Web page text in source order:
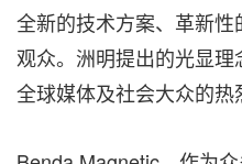
全新的技术方案、革新
观众。洲明提出的光显理
全球媒体及社会大众的热